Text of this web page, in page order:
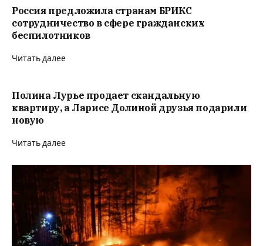
Россия предложила странам БРИКС
сотрудничество в сфере гражданских
беспилотников
Читать далее
Полина Лурье продает скандальную
квартиру, а Ларисе Долиной друзья подарили
новую
Читать далее